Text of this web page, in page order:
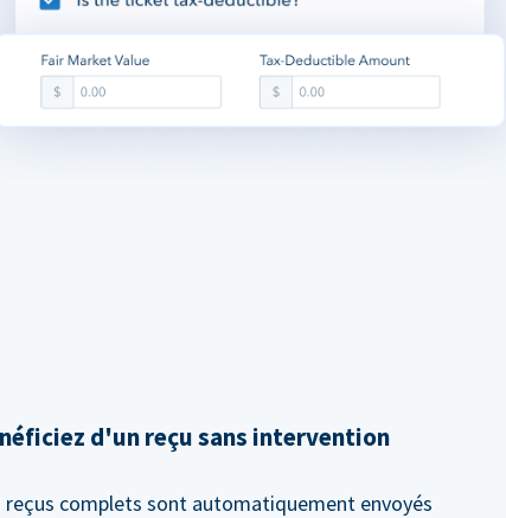
d'un reçu sans intervention
reçus complets sont automatiquement envoyés